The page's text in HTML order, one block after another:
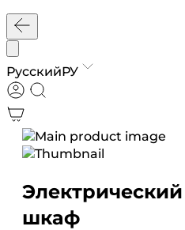
РусскийРУ
шкаф